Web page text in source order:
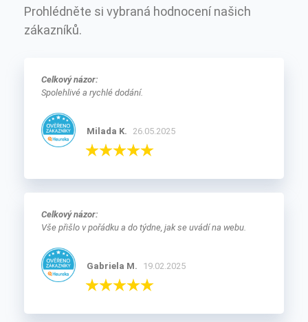
Prohlédněte si vybraná hodnocení našich
zákazníků.
Celkový názor:
Spolehlivé a rychlé dodání.
Milada K. 26.05.2025
Celkový názor:
Vše přišlo v pořádku a do týdne, jak se uvádí na webu.
Gabriela M. 19.02.2025